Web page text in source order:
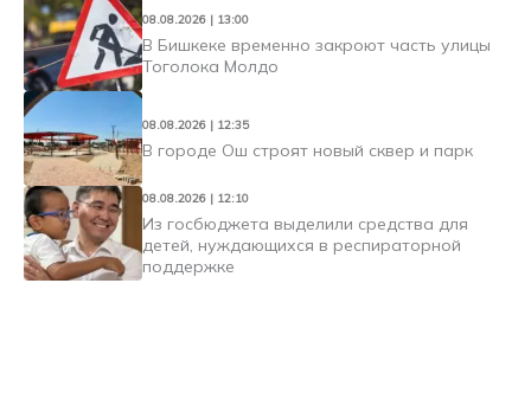
08.08.2026 | 13:00
В Бишкеке временно закроют часть улицы
Тоголока Молдо
08.08.2026 | 12:35
В городе Ош строят новый сквер и парк
08.08.2026 | 12:10
Из госбюджета выделили средства для
детей, нуждающихся в респираторной
поддержке